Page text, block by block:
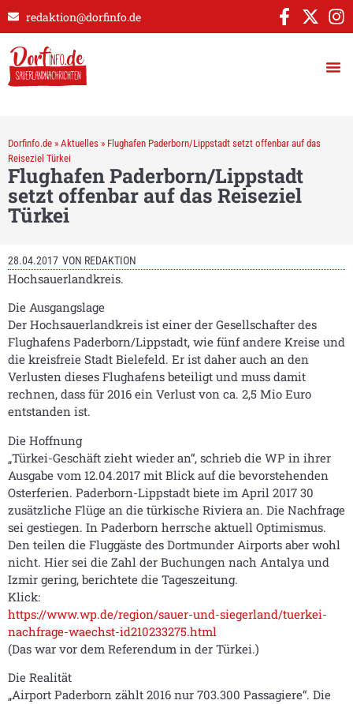
redaktion@dorfinfo.de
Dorfinfo.de » Aktuelles » Flughafen Paderborn/Lippstadt setzt offenbar auf das
Reiseziel Türkei
Flughafen Paderborn/Lippstadt
setzt offenbar auf das Reiseziel
Türkei
28.04.2017 VON REDAKTION
Hochsauerlandkreis.
Die Ausgangslage
Der Hochsauerlandkreis ist einer der Gesellschafter des
Flughafens Paderborn/Lippstadt, wie fünf andere Kreise und
die kreisfreie Stadt Bielefeld. Er ist daher auch an den
Verlusten dieses Flughafens beteiligt und muss damit
rechnen, dass für 2016 ein Verlust von ca. 2,5 Mio Euro
entstanden ist.
Die Hoffnung
„Türkei-Geschäft zieht wieder an“, schrieb die WP in ihrer
Ausgabe vom 12.04.2017 mit Blick auf die bevorstehenden
Osterferien. Paderborn-Lippstadt biete im April 2017 30
zusätzliche Flüge an die türkische Riviera an. Die Nachfrage
sei gestiegen. In Paderborn herrsche aktuell Optimismus.
Den teilen die Fluggäste des Dortmunder Airports aber wohl
nicht. Hier sei die Zahl der Buchungen nach Antalya und
Izmir gering, berichtete die Tageszeitung.
Klick:
https://www.wp.de/region/sauer-und-siegerland/tuerkei-
nachfrage-waechst-id210233275.html
(Das war vor dem Referendum in der Türkei.)
Die Realität
„Airport Paderborn zählt 2016 nur 703.300 Passagiere“. Die